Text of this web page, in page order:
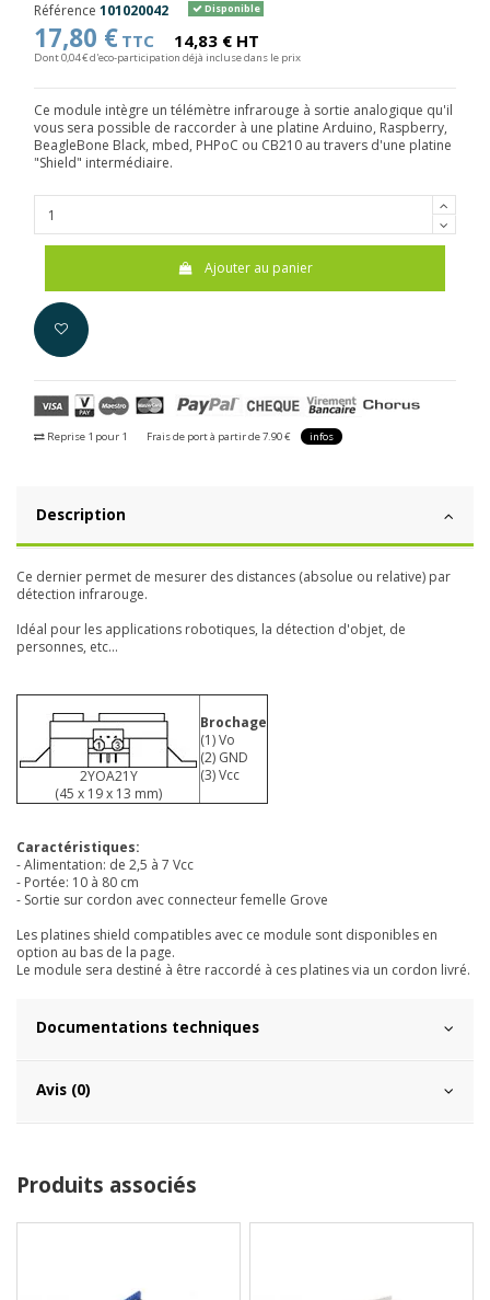
Référence 101020042 Disponible
17,80 € TTC 14,83 € HT
Dont 0,04 € d'eco-participation déjà incluse dans le prix
Ce module intègre un télémètre infrarouge à sortie analogique qu'il
vous sera possible de raccorder à une platine Arduino, Raspberry,
BeagleBone Black, mbed, PHPoC ou CB210 au travers d'une platine
"Shield" intermédiaire.
Ajouter au panier
Reprise 1 pour 1 Frais de port à partir de 7.90 € infos
Description
Ce dernier permet de mesurer des distances (absolue ou relative) par
détection infrarouge.
Idéal pour les applications robotiques, la détection d'objet, de
personnes, etc...
2YOA21Y
(45 x 19 x 13 mm)
Brochage
(1) Vo
(2) GND
(3) Vcc
Caractéristiques:
- Alimentation: de 2,5 à 7 Vcc
- Portée: 10 à 80 cm
- Sortie sur cordon avec connecteur femelle Grove
Les platines shield compatibles avec ce module sont disponibles en
option au bas de la page.
Le module sera destiné à être raccordé à ces platines via un cordon livré.
Documentations techniques
Avis (0)
Produits associés